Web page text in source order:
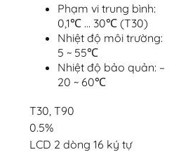
Phạm vi trung bình:
0,1℃ … 30℃ (T30)
Nhiệt độ môi trường:
5 ~ 55℃
Nhiệt độ bảo quản: –
20 ~ 60℃
T30, T90
0.5%
LCD 2 dòng 16 ký tự